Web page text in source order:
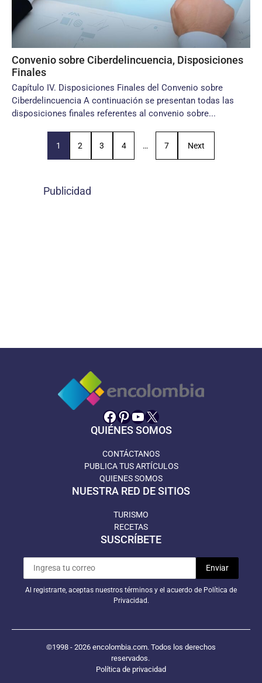
Convenio sobre Ciberdelincuencia, Disposiciones
Finales
Capítulo IV. Disposiciones Finales del Convenio sobre
Ciberdelincuencia A continuación se presentan todas las
disposiciones finales referentes al convenio sobre...
1 2 3 4 … 7 Next
Publicidad
Facebook
Pinterest
YouTube
X
QUIÉNES SOMOS
CONTÁCTANOS
PUBLICA TUS ARTÍCULOS
QUIENES SOMOS
NUESTRA RED DE SITIOS
TURISMO
RECETAS
SUSCRÍBETE
Al registrarte, aceptas nuestros términos y el acuerdo de Política de
Privacidad.
©1998 - 2026 encolombia.com. Todos los derechos
reservados.
Política de privacidad